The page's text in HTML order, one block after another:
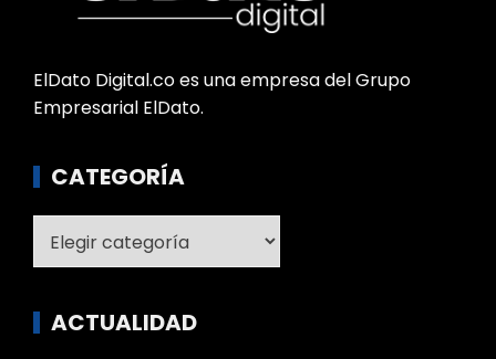
ElDato Digital.co es una empresa del Grupo
Empresarial ElDato.
CATEGORÍA
ACTUALIDAD